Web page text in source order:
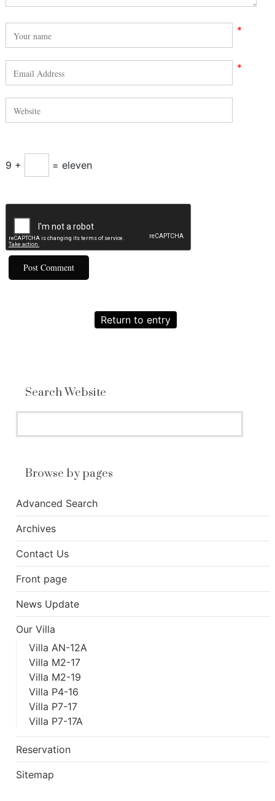
*
*
9 + = eleven
Return to entry
Search Website
Browse by pages
Advanced Search
Archives
Contact Us
Front page
News Update
Our Villa
Villa AN-12A
Villa M2-17
Villa M2-19
Villa P4-16
Villa P7-17
Villa P7-17A
Reservation
Sitemap